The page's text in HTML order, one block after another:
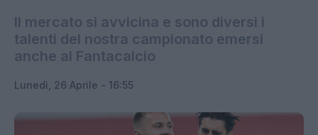
Il mercato si avvicina e sono diversi i
talenti del nostra campionato emersi
anche al Fantacalcio
Lunedì, 26 Aprile - 16:55